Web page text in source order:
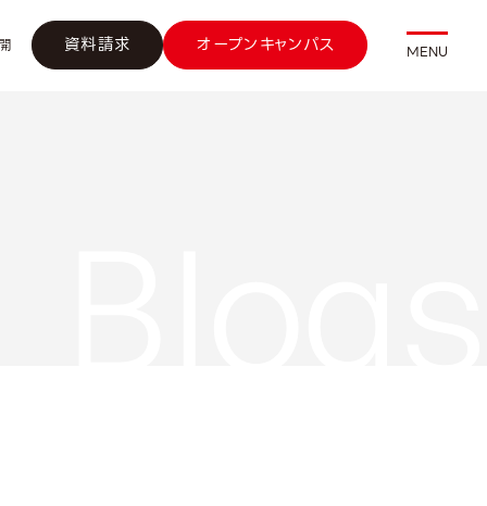
資料請求 オープンキャンパス MENU